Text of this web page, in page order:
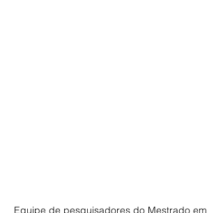
Equipe de pesquisadores do Mestrado em